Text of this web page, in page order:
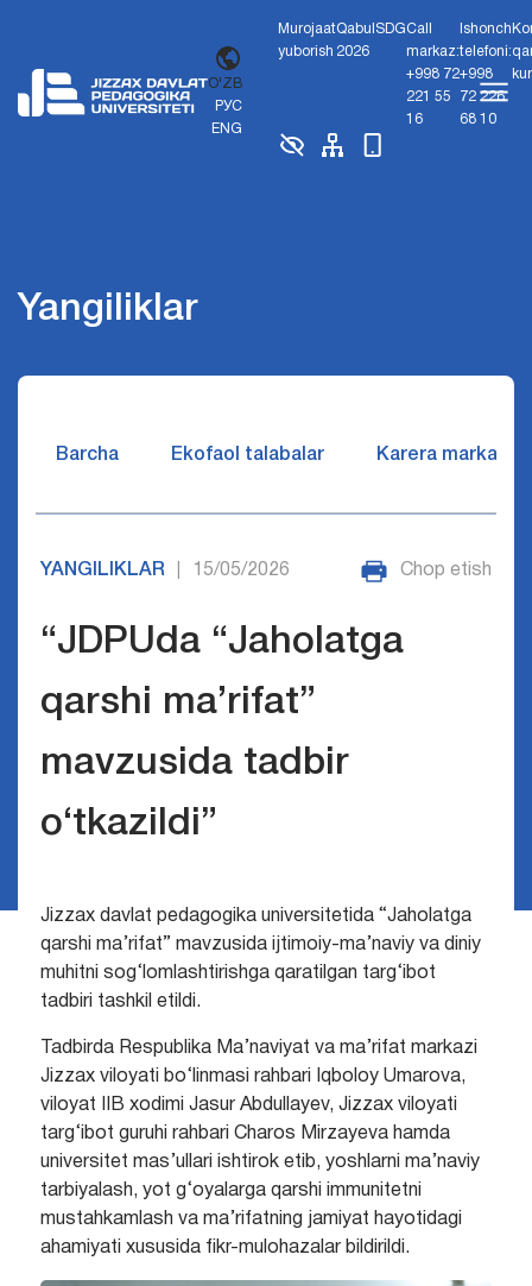
O'ZB
РУС
ENG
Murojaat
yuborish
Qabul
2026
SDGCall
markaz:
+998 72
221 55
16
Ishonch
telefoni:
+998
72 226
68 10
Yangiliklar
Barcha Ekofaol talabalar Karera markazi
YANGILIKLAR 15/05/2026 Chop etish
“JDPUda “Jaholatga
qarshi ma’rifat”
mavzusida tadbir
o‘tkazildi”
Jizzax davlat pedagogika universitetida “Jaholatga
qarshi ma’rifat” mavzusida ijtimoiy-ma’naviy va diniy
muhitni sog‘lomlashtirishga qaratilgan targ‘ibot
tadbiri tashkil etildi.
Tadbirda Respublika Ma’naviyat va ma’rifat markazi
Jizzax viloyati bo‘linmasi rahbari Iqboloy Umarova,
viloyat IIB xodimi Jasur Abdullayev, Jizzax viloyati
targ‘ibot guruhi rahbari Charos Mirzayeva hamda
universitet mas’ullari ishtirok etib, yoshlarni ma’naviy
tarbiyalash, yot g‘oyalarga qarshi immunitetni
mustahkamlash va ma’rifatning jamiyat hayotidagi
ahamiyati xususida fikr-mulohazalar bildirildi.